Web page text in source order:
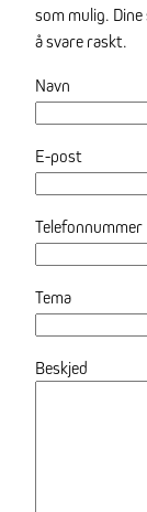
som mulig.
å svare raskt.
Navn
E-post
Telefonnummer
Tema
Beskjed